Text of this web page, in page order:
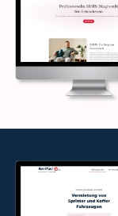
Webdesign & -